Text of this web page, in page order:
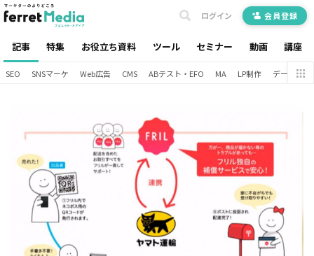
記事 特集 お役立ち資料 ツール セミナー 動画 講座
ログイン 会員登録
SEO SNSマーケ Web広告 CMS ABテスト・EFO MA LP制作 データ分析